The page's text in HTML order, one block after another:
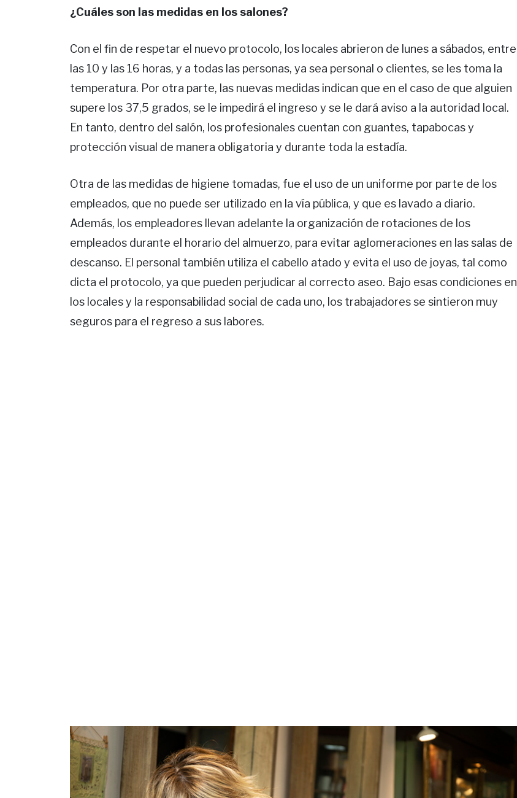
¿Cuáles son las medidas en los salones?
Con el fin de respetar el nuevo protocolo, los locales abrieron de lunes a sábados, entre
las 10 y las 16 horas, y a todas las personas, ya sea personal o clientes, se les toma la
temperatura. Por otra parte, las nuevas medidas indican que en el caso de que alguien
supere los 37,5 grados, se le impedirá el ingreso y se le dará aviso a la autoridad local.
En tanto, dentro del salón, los profesionales cuentan con guantes, tapabocas y
protección visual de manera obligatoria y durante toda la estadía.
Otra de las medidas de higiene tomadas, fue el uso de un uniforme por parte de los
empleados, que no puede ser utilizado en la vía pública, y que es lavado a diario.
Además, los empleadores llevan adelante la organización de rotaciones de los
empleados durante el horario del almuerzo, para evitar aglomeraciones en las salas de
descanso. El personal también utiliza el cabello atado y evita el uso de joyas, tal como
dicta el protocolo, ya que pueden perjudicar al correcto aseo. Bajo esas condiciones en
los locales y la responsabilidad social de cada uno, los trabajadores se sintieron muy
seguros para el regreso a sus labores.